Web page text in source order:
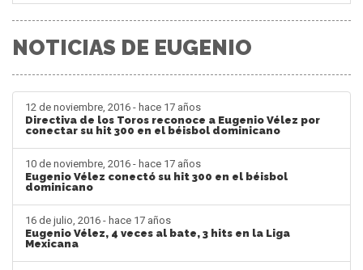
NOTICIAS DE EUGENIO
12 de noviembre, 2016 - hace 17 años
Directiva de los Toros reconoce a Eugenio Vélez por
conectar su hit 300 en el béisbol dominicano
10 de noviembre, 2016 - hace 17 años
Eugenio Vélez conectó su hit 300 en el béisbol
dominicano
16 de julio, 2016 - hace 17 años
Eugenio Vélez, 4 veces al bate, 3 hits en la Liga
Mexicana